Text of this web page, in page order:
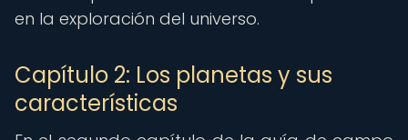
en la exploración del universo.
Capítulo 2: Los planetas y sus
características